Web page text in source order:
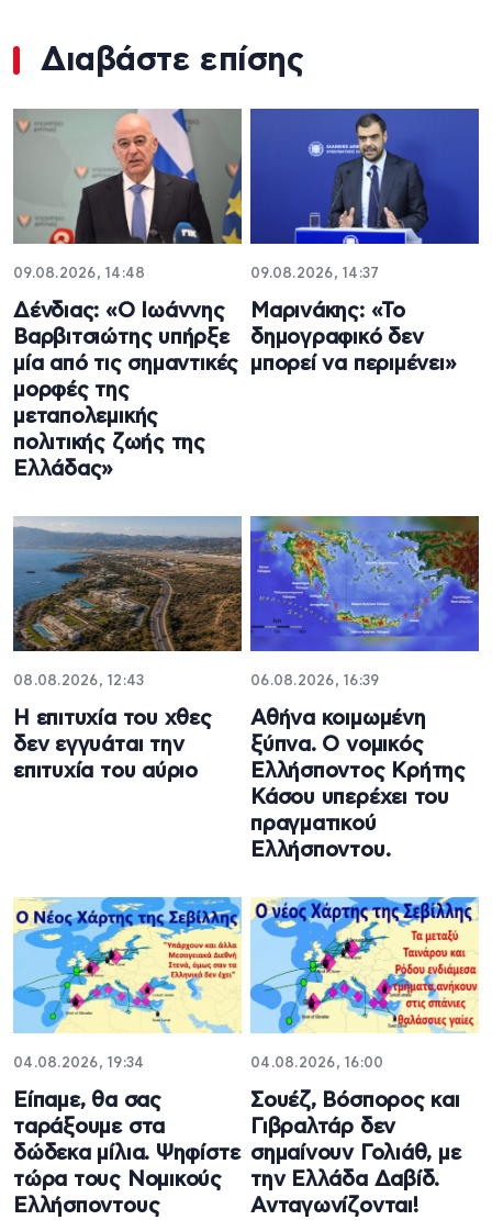
Διαβάστε επίσης
09.08.2026, 14:48
Δένδιας: «Ο Ιωάννης
Βαρβιτσιώτης υπήρξε
μία από τις σημαντικές
μορφές της
μεταπολεμικής
πολιτικής ζωής της
Ελλάδας»
09.08.2026, 14:37
Μαρινάκης: «Το
δημογραφικό δεν
μπορεί να περιμένει»
08.08.2026, 12:43
Η επιτυχία του χθες
δεν εγγυάται την
επιτυχία του αύριο
06.08.2026, 16:39
Αθήνα κοιμωμένη
ξύπνα. Ο νομικός
Ελλήσποντος Κρήτης
Κάσου υπερέχει του
πραγματικού
Ελλήσποντου.
04.08.2026, 19:34
Είπαμε, θα σας
ταράξουμε στα
δώδεκα μίλια. Ψηφίστε
τώρα τους Νομικούς
Ελλήσποντους
04.08.2026, 16:00
Σουέζ, Βόσπορος και
Γιβραλτάρ δεν
σημαίνουν Γολιάθ, με
την Ελλάδα Δαβίδ.
Ανταγωνίζονται!